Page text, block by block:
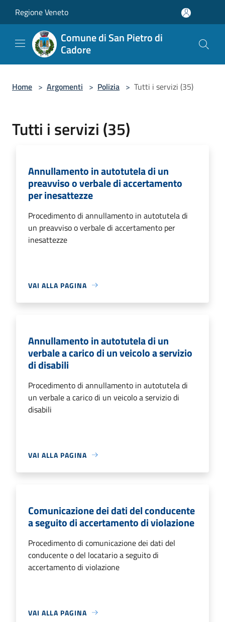
Regione Veneto
Comune di San Pietro di
Cadore
Home > Argomenti > Polizia > Tutti i servizi (35)
Tutti i servizi (35)
Annullamento in autotutela di un
preavviso o verbale di accertamento
per inesattezze
Procedimento di annullamento in autotutela di
un preavviso o verbale di accertamento per
inesattezze
VAI ALLA PAGINA
Annullamento in autotutela di un
verbale a carico di un veicolo a servizio
di disabili
Procedimento di annullamento in autotutela di
un verbale a carico di un veicolo a servizio di
disabili
VAI ALLA PAGINA
Comunicazione dei dati del conducente
a seguito di accertamento di violazione
Procedimento di comunicazione dei dati del
conducente o del locatario a seguito di
accertamento di violazione
VAI ALLA PAGINA